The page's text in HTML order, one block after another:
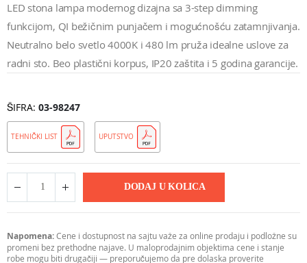
LED stona lampa modernog dizajna sa 3-step dimming
funkcijom, QI bežičnim punjačem i mogućnošću zatamnjivanja.
Neutralno belo svetlo 4000K i 480 lm pruža idealne uslove za
radni sto. Beo plastični korpus, IP20 zaštita i 5 godina garancije.
ŠIFRA 03-98247
TEHNIČKI LIST UPUTSTVO
DODAJ U KOLICA
Napomena:Cene i dostupnost na sajtu važe za online prodaju i podložne su
promeni bez prethodne najave. U maloprodajnim objektima cene i stanje
robe mogu biti drugačiji — preporučujemo da pre dolaska proverite